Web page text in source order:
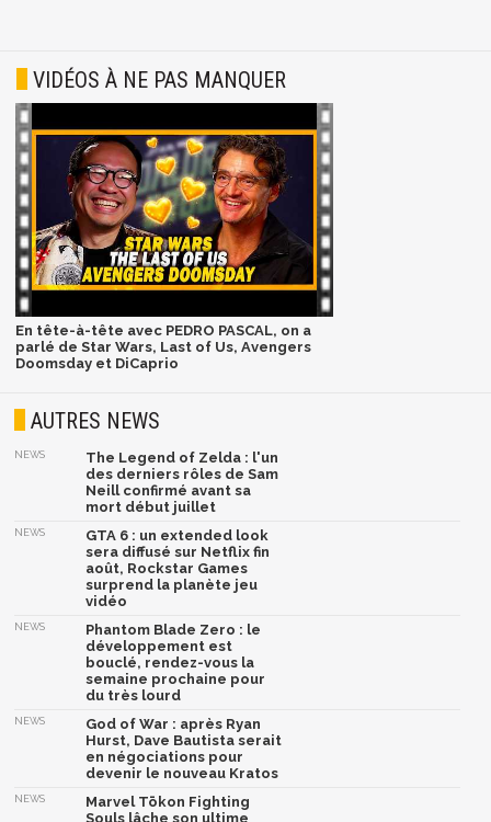
VIDÉOS À NE PAS MANQUER
En tête-à-tête avec PEDRO PASCAL, on a
parlé de Star Wars, Last of Us, Avengers
Doomsday et DiCaprio
AUTRES NEWS
NEWS
The Legend of Zelda : l'un
des derniers rôles de Sam
Neill confirmé avant sa
mort début juillet
NEWS
GTA 6 : un extended look
sera diffusé sur Netflix fin
août, Rockstar Games
surprend la planète jeu
vidéo
NEWS
Phantom Blade Zero : le
développement est
bouclé, rendez-vous la
semaine prochaine pour
du très lourd
NEWS
God of War : après Ryan
Hurst, Dave Bautista serait
en négociations pour
devenir le nouveau Kratos
NEWS
Marvel Tōkon Fighting
Souls lâche son ultime